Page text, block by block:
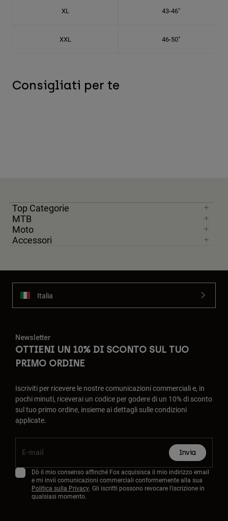
XL 43-46"
XXL 46-50"
Consigliati per te
Top Categorie
MTB
Moto
Accessori
Italia
Newsletter
OTTIENI UN 10% DI SCONTO SUL TUO
PRIMO ORDINE
Iscriviti per ricevere le nostre comunicazioni commerciali e, in
pochi minuti, riceverai un codice per godere di un 10% di sconto
sul tuo primo ordine, insieme ai dettagli sulle condizioni
applicate.
Invia
Dò il mio consenso affinché Fox acquisisca il mio indirizzo email
e mi invii comunicazioni commerciali conformemente alla sua
Politica sulla Privacy. Gli iscritti possono revocare l'iscrizione in
qualsiasi momento.